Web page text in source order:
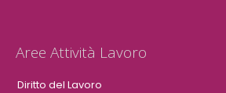
Aree Attività Lavoro
Diritto del Lavoro